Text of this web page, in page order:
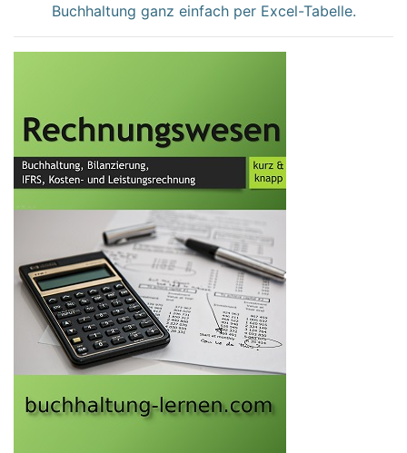
Buchhaltung ganz einfach per Excel-Tabelle.